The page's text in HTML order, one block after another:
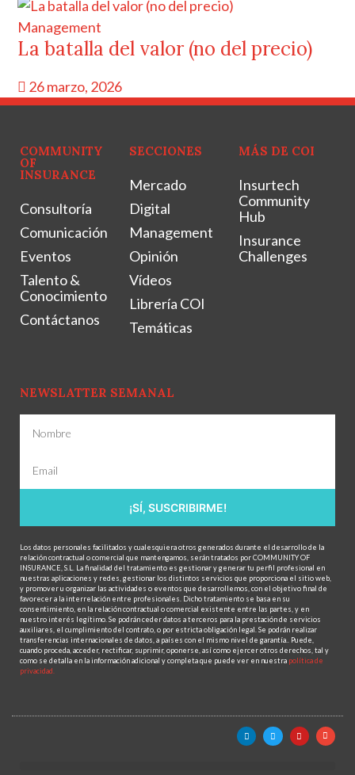
Management
La batalla del valor (no del precio)
26 marzo, 2026
COMMUNITY
OF
INSURANCE
Consultoría
Comunicación
Eventos
Talento &
Conocimiento
Contáctanos
SECCIONES
Mercado
Digital
Management
Opinión
Vídeos
Librería COI
Temáticas
MÁS DE COI
Insurtech
Community
Hub
Insurance
Challenges
NEWSLATTER SEMANAL
¡SÍ, SUSCRIBIRME!
Los datos personales facilitados y cualesquiera otros generados durante el desarrollo de la
relación contractual o comercial que mantengamos, serán tratados por COMMUNITY OF
INSURANCE, S.L. La finalidad del tratamiento es gestionar y generar tu perfil profesional en
nuestras aplicaciones y redes, gestionar los distintos servicios que proporciona el sitio web,
y promover u organizar las actividades o eventos que desarrollemos, con el objetivo final de
favorecer a la interrelación entre profesionales. Dicho tratamiento se basa en su
consentimiento, en la relación contractual o comercial existente entre las partes, y en
nuestro interés legítimo. Se podrán ceder datos a terceros para la prestación de servicios
auxiliares, el cumplimiento del contrato, o por estricta obligación legal. Se podrán realizar
transferencias internacionales de datos, a países con el mismo nivel de garantía.. Puede,
cuando proceda, acceder, rectificar, suprimir, oponerse, así como ejercer otros derechos, tal y
como se detalla en la información adicional y completa que puede ver en nuestra política de
privacidad.